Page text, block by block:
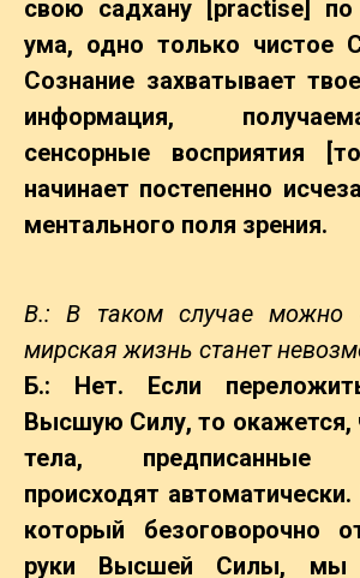
свою садхану [practise] по
ума, одно только чистое
Сознание захватывает
информация,
сенсорные восприятия
начинает постепенно
ментального поля зрения.
В.: В таком случае можно
мирская жизнь станет
Б.: Нет. Если
Высшую Силу, то окажется,
тела, предписанные
происходят
который безоговорочно
руки Высшей Силы, мы